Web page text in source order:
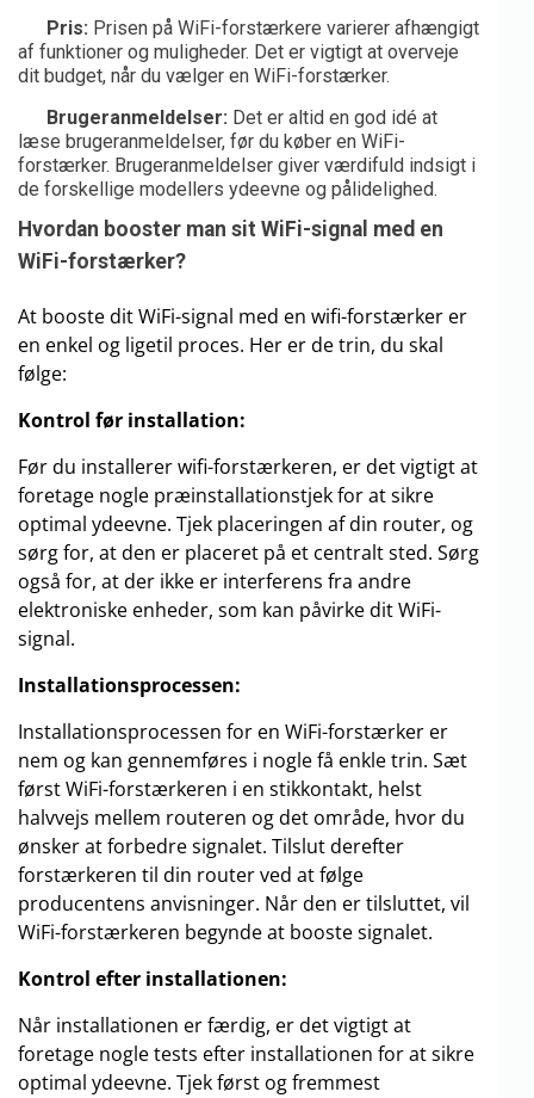
Pris: Prisen på WiFi-forstærkere varierer afhængigt
af funktioner og muligheder. Det er vigtigt at overveje
dit budget, når du vælger en WiFi-forstærker.
Brugeranmeldelser: Det er altid en god idé at
læse brugeranmeldelser, før du køber en WiFi-
forstærker. Brugeranmeldelser giver værdifuld indsigt i
de forskellige modellers ydeevne og pålidelighed.
Hvordan booster man sit WiFi-signal med en
WiFi-forstærker?
At booste dit WiFi-signal med en wifi-forstærker er
en enkel og ligetil proces. Her er de trin, du skal
følge:
Kontrol før installation:
Før du installerer wifi-forstærkeren, er det vigtigt at
foretage nogle præinstallationstjek for at sikre
optimal ydeevne. Tjek placeringen af din router, og
sørg for, at den er placeret på et centralt sted. Sørg
også for, at der ikke er interferens fra andre
elektroniske enheder, som kan påvirke dit WiFi-
signal.
Installationsprocessen:
Installationsprocessen for en WiFi-forstærker er
nem og kan gennemføres i nogle få enkle trin. Sæt
først WiFi-forstærkeren i en stikkontakt, helst
halvvejs mellem routeren og det område, hvor du
ønsker at forbedre signalet. Tilslut derefter
forstærkeren til din router ved at følge
producentens anvisninger. Når den er tilsluttet, vil
WiFi-forstærkeren begynde at booste signalet.
Kontrol efter installationen:
Når installationen er færdig, er det vigtigt at
foretage nogle tests efter installationen for at sikre
optimal ydeevne. Tjek først og fremmest